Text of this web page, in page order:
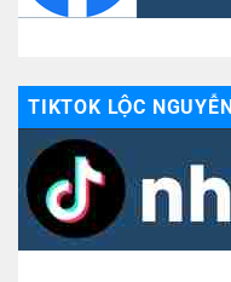
TIKTOK LỘC NGUYỄN